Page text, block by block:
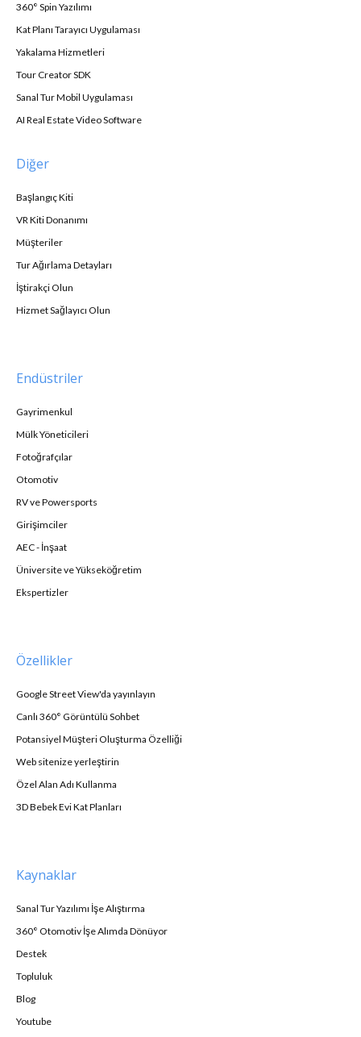
360° Spin Yazılımı
Kat Planı Tarayıcı Uygulaması
Yakalama Hizmetleri
Tour Creator SDK
Sanal Tur Mobil Uygulaması
AI Real Estate Video Software
Diğer
Başlangıç Kiti
VR Kiti Donanımı
Müşteriler
Tur Ağırlama Detayları
İştirakçi Olun
Hizmet Sağlayıcı Olun
Endüstriler
Gayrimenkul
Mülk Yöneticileri
Fotoğrafçılar
Otomotiv
RV ve Powersports
Girişimciler
AEC - İnşaat
Üniversite ve Yükseköğretim
Ekspertizler
Özellikler
Google Street View'da yayınlayın
Canlı 360° Görüntülü Sohbet
Potansiyel Müşteri Oluşturma Özelliği
Web sitenize yerleştirin
Özel Alan Adı Kullanma
3D Bebek Evi Kat Planları
Kaynaklar
Sanal Tur Yazılımı İşe Alıştırma
360° Otomotiv İşe Alımda Dönüyor
Destek
Topluluk
Blog
Youtube